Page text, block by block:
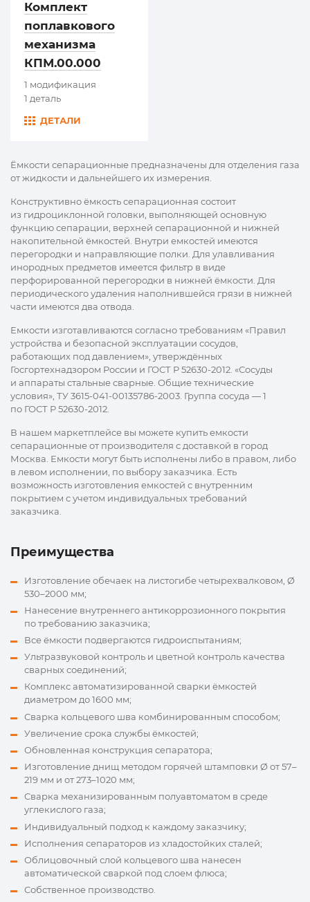
Комплект
поплавкового
механизма
КПМ.00.000
1 модификация
1 деталь
ДЕТАЛИ
Ёмкости сепарационные предназначены для отделения газа
от жидкости и дальнейшего их измерения.
Конструктивно ёмкость сепарационная состоит
из гидроциклонной головки, выполняющей основную
функцию сепарации, верхней сепарационной и нижней
накопительной ёмкостей. Внутри емкостей имеются
перегородки и направляющие полки. Для улавливания
инородных предметов имеется фильтр в виде
перфорированной перегородки в нижней ёмкости. Для
периодического удаления наполнившейся грязи в нижней
части имеются два отвода.
Емкости изготавливаются согласно требованиям «Правил
устройства и безопасной эксплуатации сосудов,
работающих под давлением», утверждённых
Госгортехнадзором России и ГОСТ Р 52630-2012. «Сосуды
и аппараты стальные сварные. Общие технические
условия», ТУ 3615-041-00135786-2003. Группа сосуда — 1
по ГОСТ Р 52630-2012.
В нашем маркетплейсе вы можете купить емкости
сепарационные от производителя с доставкой в город
Москва. Емкости могут быть исполнены либо в правом, либо
в левом исполнении, по выбору заказчика. Есть
возможность изготовления емкостей с внутренним
покрытием с учетом индивидуальных требований
заказчика.
Преимущества
Изготовление обечаек на листогибе четырехвалковом, Ø
530–2000 мм;
Нанесение внутреннего антикоррозионного покрытия
по требованию заказчика;
Все ёмкости подвергаются гидроиспытаниям;
Ультразвуковой контроль и цветной контроль качества
сварных соединений;
Комплекс автоматизированной сварки ёмкостей
диаметром до 1600 мм;
Сварка кольцевого шва комбинированным способом;
Увеличение срока службы ёмкостей;
Обновленная конструкция сепаратора;
Изготовление днищ методом горячей штамповки Ø от 57–
219 мм и от 273–1020 мм;
Сварка механизированным полуавтоматом в среде
углекислого газа;
Индивидуальный подход к каждому заказчику;
Исполнения сепараторов из хладостойких сталей;
Облицовочный слой кольцевого шва нанесен
автоматической сваркой под слоем флюса;
Собственное производство.